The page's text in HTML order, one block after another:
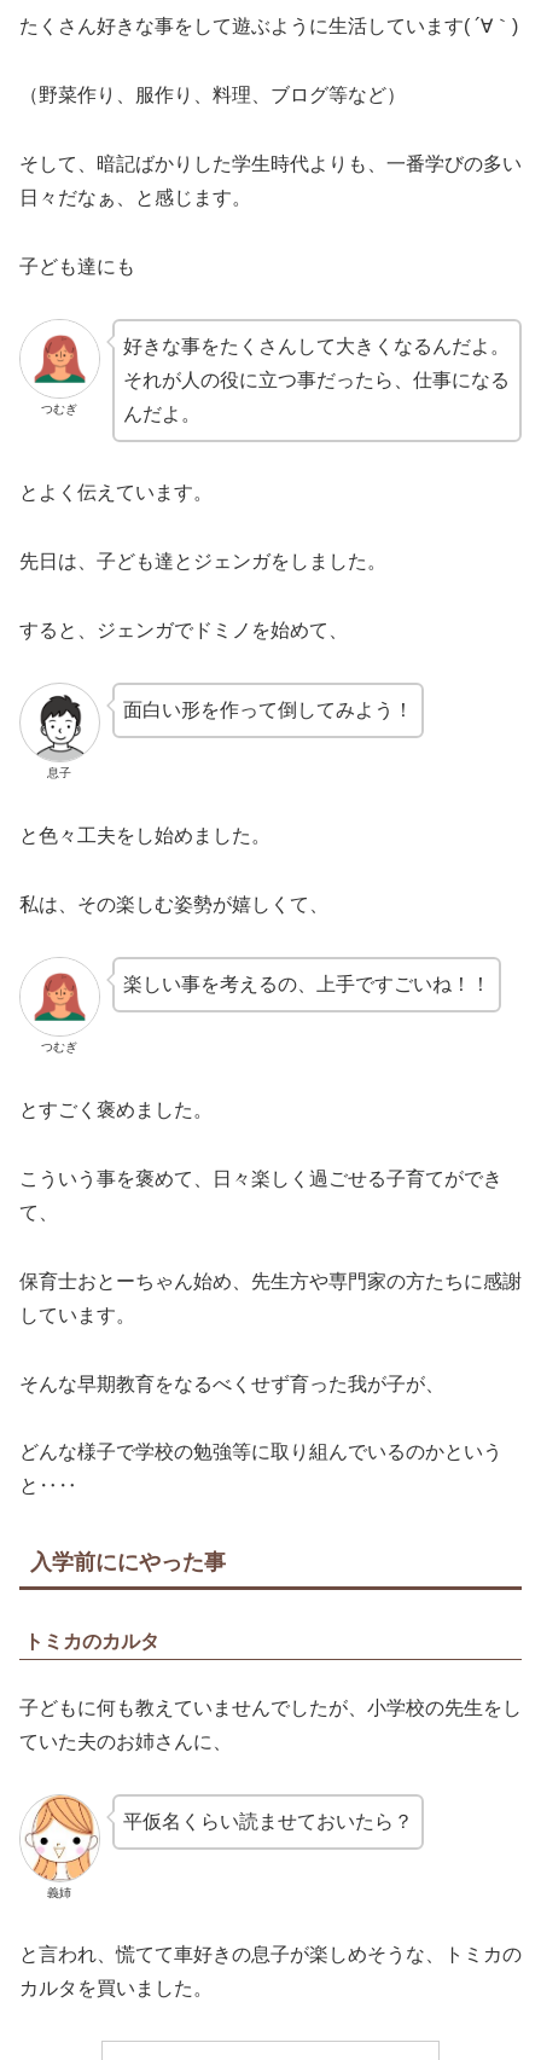
たくさん好きな事をして遊ぶように生活しています( ´∀｀)
（野菜作り、服作り、料理、ブログ等など）
そして、暗記ばかりした学生時代よりも、一番学びの多い
日々だなぁ、と感じます。
子ども達にも
つむぎ
好きな事をたくさんして大きくなるんだよ。
それが人の役に立つ事だったら、仕事になる
んだよ。
とよく伝えています。
先日は、子ども達とジェンガをしました。
すると、ジェンガでドミノを始めて、
息子
面白い形を作って倒してみよう！
と色々工夫をし始めました。
私は、その楽しむ姿勢が嬉しくて、
つむぎ
楽しい事を考えるの、上手ですごいね！！
とすごく褒めました。
こういう事を褒めて、日々楽しく過ごせる子育てができ
て、
保育士おとーちゃん始め、先生方や専門家の方たちに感謝
しています。
そんな早期教育をなるべくせず育った我が子が、
どんな様子で学校の勉強等に取り組んでいるのかという
と‥‥
入学前ににやった事
トミカのカルタ
子どもに何も教えていませんでしたが、小学校の先生をし
ていた夫のお姉さんに、
義姉
平仮名くらい読ませておいたら？
と言われ、慌てて車好きの息子が楽しめそうな、トミカの
カルタを買いました。